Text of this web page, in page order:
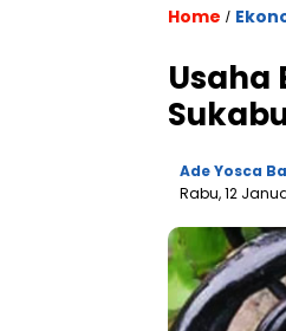
Home /
Usaha
Ade Yosca
Rabu, 12